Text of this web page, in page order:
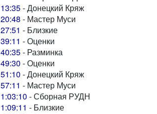
13:35- Донецкий Кряж
20:48 - Мастер Муси
27:51 - Близкие
39:11 - Оценки
40:35- Разминка
49:30 - Оценки
51:10 - Донецкий Кряж
57:11 - Мастер Муси
1:03:10 - Сборная РУДН
1:09:11 - Близкие